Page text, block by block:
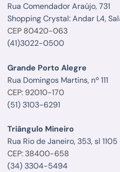
Rua Comendador Araújo, 731
Shopping Crystal: Andar L4,
CEP 80420-063
(41)3022-0500
Grande Porto Alegre
Rua Domingos Martins, nº 111
CEP: 92010-170
(51) 3103-6291
Triângulo Mineiro
Rua Rio de Janeiro, 353, sl 1105
CEP: 38400-658
(34) 3304-5494